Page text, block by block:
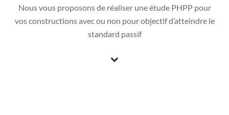
Nous vous proposons de réaliser une étude PHPP pour
vos constructions avec ou non pour objectif d’atteindre le
standard passif